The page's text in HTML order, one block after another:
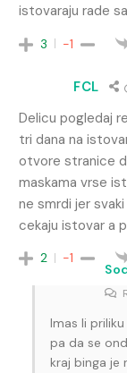
istovaraju rade
3 -1
FCL
Delicu pogledaj
tri dana na
otvore stranice
maskama vrse
ne smrdi jer
cekaju istovar a
2 -1
Imas li
pa da se
kraj binga je